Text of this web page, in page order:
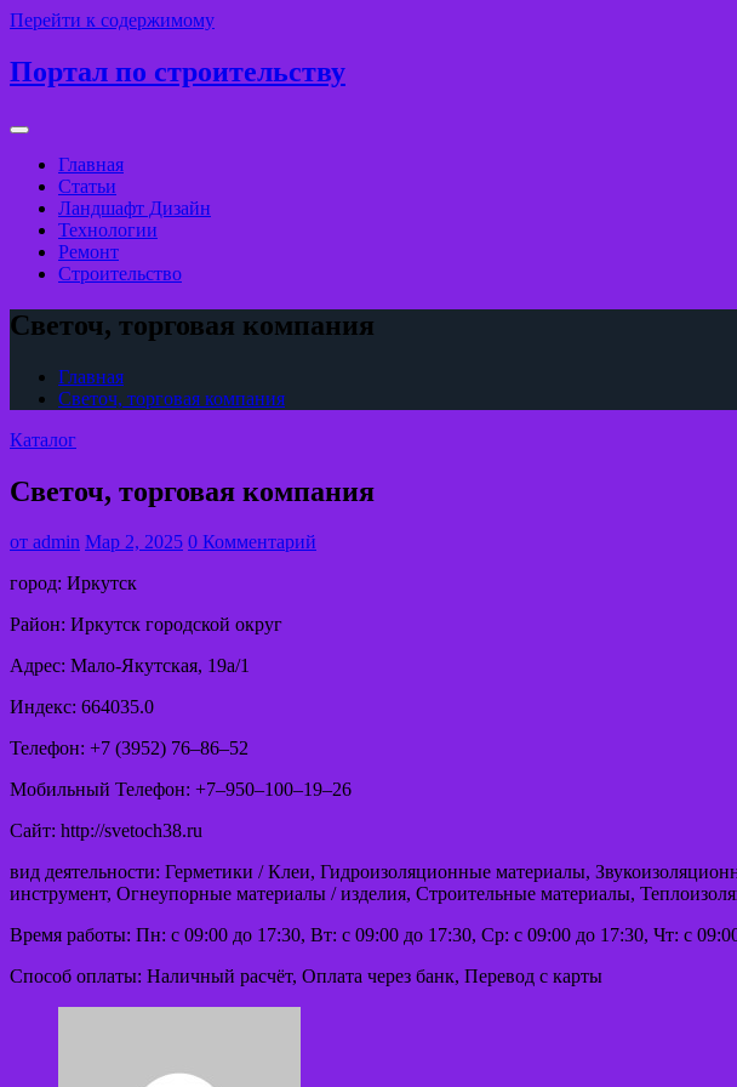
Перейти к содержимому
Портал по строительству
Главная
Статьи
Ландшафт Дизайн
Технологии
Ремонт
Строительство
Светоч, торговая компания
Главная
Светоч, торговая компания
Каталог
Светоч, торговая компания
от admin Мар 2, 2025 0 Комментарий
город: Иркутск
Район: Иркутск городской округ
Адрес: Мало-Якутская, 19а/1
Индекс: 664035.0
Телефон: +7 (3952) 76‒86‒52
Мобильный Телефон: +7‒950‒100‒19‒26
Сайт: http://svetoch38.ru
вид деятельности: Герметики / Клеи, Гидроизоляционные материалы,
инструмент, Огнеупорные материалы / изделия, Строительные материалы,
Время работы: Пн: с 09:00 до 17:30, Вт: с 09:00 до 17:30, Ср: с 09:00 до 17:30, Чт: с
Способ оплаты: Наличный расчёт, Оплата через банк, Перевод с карты